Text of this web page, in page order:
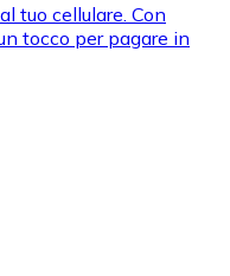
e altri mezzi di
tuo cellulare. Con
tocco per pagare in